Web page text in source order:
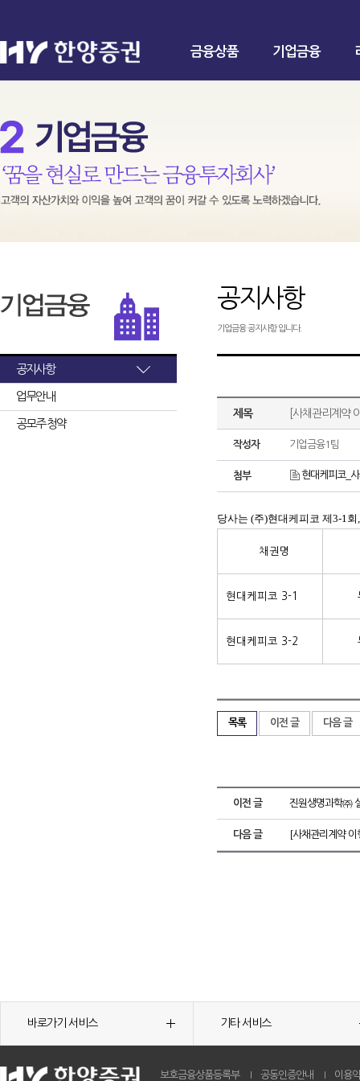
금융상품 기업금융
공지사항
업무안내
공모주 청약
공지사항
기업금융 공지사항 입니다.
제목 [사채관리계약
작성자 기업금융1팀
첨부 현대케피코_
당사는 (주)현대케피코 제3-1
채권명
현대케피코 3-1
현대케피코 3-2
목록 이전 글 다음 글
이전 글 진원생명과학㈜
다음 글 [사채관리계약
바로가기 서비스 기타 서비스
보호금융상품등록부 공동인증안내 이용